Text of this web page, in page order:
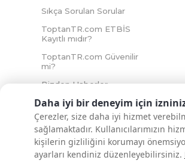
Daha iyi bir deneyim için
Çerezler, size daha iyi hizmet
sağlamaktadır. Kullanıcılarımızın
kişilerin gizliliğini korumayı
ayarları kendiniz düzenleyebilirsiniz.
Sıkça Sorulan Sorular
ToptanTR.com ETBİS
Kayıtlı mıdır?
ToptanTR.com Güvenilir
mi?
Bizden Haberler
İNTERNETTE GÜVENLİ ALIŞVERİŞ